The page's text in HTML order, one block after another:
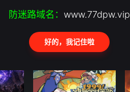
防迷路域名： www.77dpw.vip
好的，我记住啦